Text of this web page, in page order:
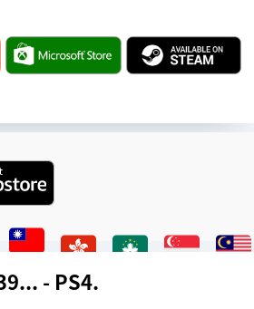
- PS4.